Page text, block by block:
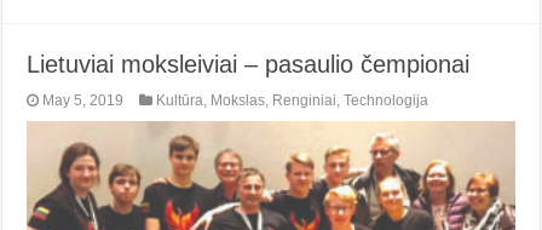
Lietuviai moksleiviai – pasaulio čempionai
May 5, 2019 Kultūra Mokslas Renginiai ,Technologija